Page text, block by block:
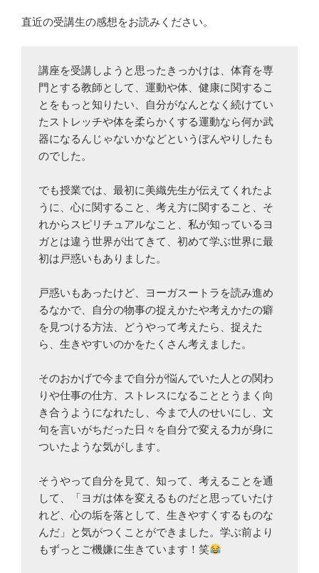
直近の受講生の感想をお読みください。
講座を受講しようと思ったきっかけは、体育を専
門とする教師として、運動や体、健康に関するこ
とをもっと知りたい、自分がなんとなく続けてい
たストレッチや体を柔らかくする運動なら何か武
器になるんじゃないかなどというぼんやりしたも
のでした。
でも授業では、最初に美織先生が伝えてくれたよ
うに、心に関すること、考え方に関すること、そ
れからスピリチュアルなこと、私が知っているヨ
ガとは違う世界が出てきて、初めて学ぶ世界に最
初は戸惑いもありました。
戸惑いもあったけど、ヨーガスートラを読み進め
るなかで、自分の物事の捉えかたや考えかたの癖
を見つける方法、どうやって考えたら、捉えた
ら、生きやすいのかをたくさん考えました。
そのおかげで今まで自分が悩んでいた人との関わ
りや仕事の仕方、ストレスになることとうまく向
き合うようになれたし、今まで人のせいにし、文
句を言いがちだった日々を自分で変える力が身に
ついたような気がします。
そうやって自分を見て、知って、考えることを通
して、「ヨガは体を変えるものだと思っていたけ
れど、心の垢を落として、生きやすくするものな
んだ」と気がつくことができました。学ぶ前より
もずっとご機嫌に生きています！笑